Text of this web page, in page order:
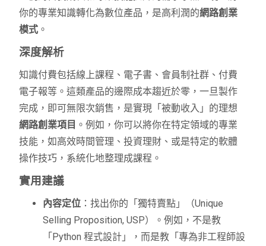
你的專業知識轉化為數位產品，是高利潤的網路創業
模式 。
深度解析
知識付費包括線上課程、電子書、會員制社群、付費
電子報等。這類產品的邊際成本趨近於零，一旦製作
完成，即可無限次銷售，是實現「被動收入」的理想
網路創業項目 。例如，你可以將你在特定領域的專業
技能，如高效時間管理、投資理財、或是特定的軟體
操作技巧，系統化地整理成課程。
實用建議
內容定位 ：找出你的「獨特賣點」（Unique
Selling Proposition, USP）。例如，不是教
「Python 程式設計」，而是教「專為非工程師設